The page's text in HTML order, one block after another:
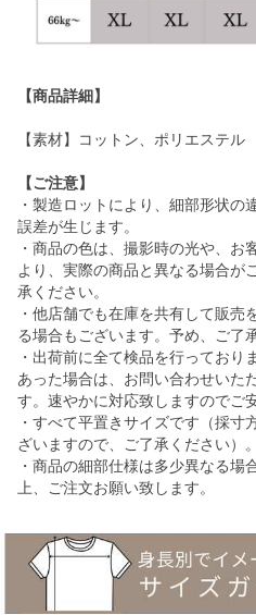
【商品詳細】
【素材】コットン、ポリエステル
【ご注意】
・製造ロットにより、細部形状の
誤差が生じます。
・商品の色は、撮影時の光や、お
より、実際の商品と異なる場合が
承ください。
・他店舗でも在庫を共有して販売
る場合もございます。予め、ご了
・出荷前に全て検品を行っており
あった場合は、お問い合わせいた
す。速やかに対応致しますのでご
・すべて平置きサイズです（採寸
ざいますので、ご了承ください）。
・商品の細部仕様は多少異なる場
上、ご注文お願い致します。